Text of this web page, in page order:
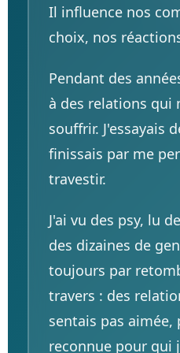
Il influence nos
choix, nos
Pendant des
à des relations qui
souffrir. J'essayais
finissais par me
travestir.
J'ai vu des psy, lu
des dizaines de
toujours par
travers : des
sentais pas aimée,
reconnue pour qui